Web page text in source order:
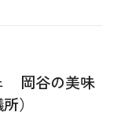
岡谷の美味
）